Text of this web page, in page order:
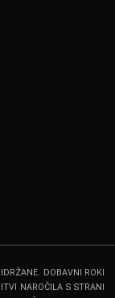
DOBAVNI ROKI
NAROČILA S STRANI